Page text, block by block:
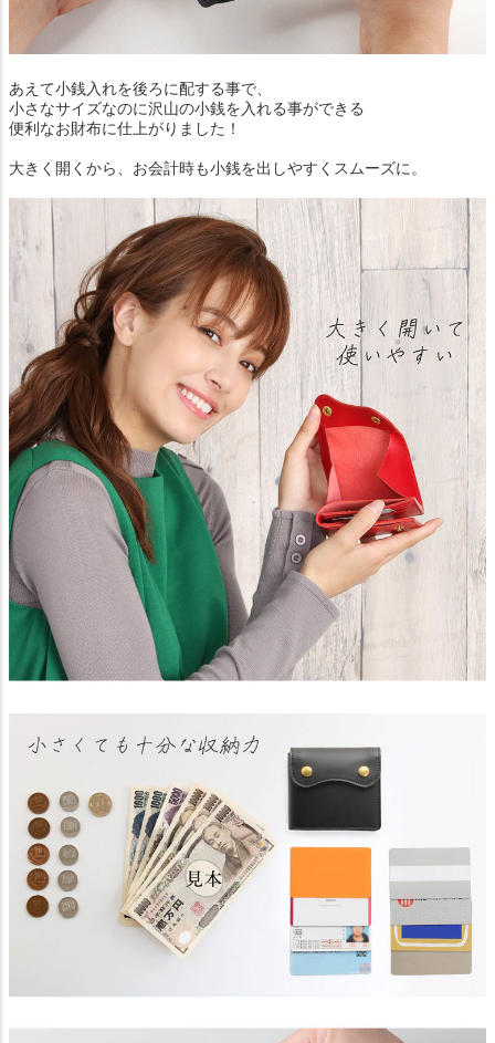
あえて小銭入れを後ろに配する事で、
小さなサイズなのに沢山の小銭を入れる事ができる
便利なお財布に仕上がりました！
大きく開くから、お会計時も小銭を出しやすくスムーズに。